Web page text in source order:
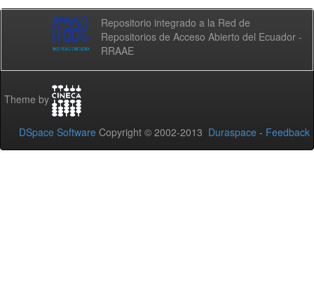
Repositorio integrado a la Red de
Repositorios de Acceso Abierto del Ecuador -
RRAAE
Theme by
DSpace Software Copyright © 2002-2013 Duraspace - Feedback